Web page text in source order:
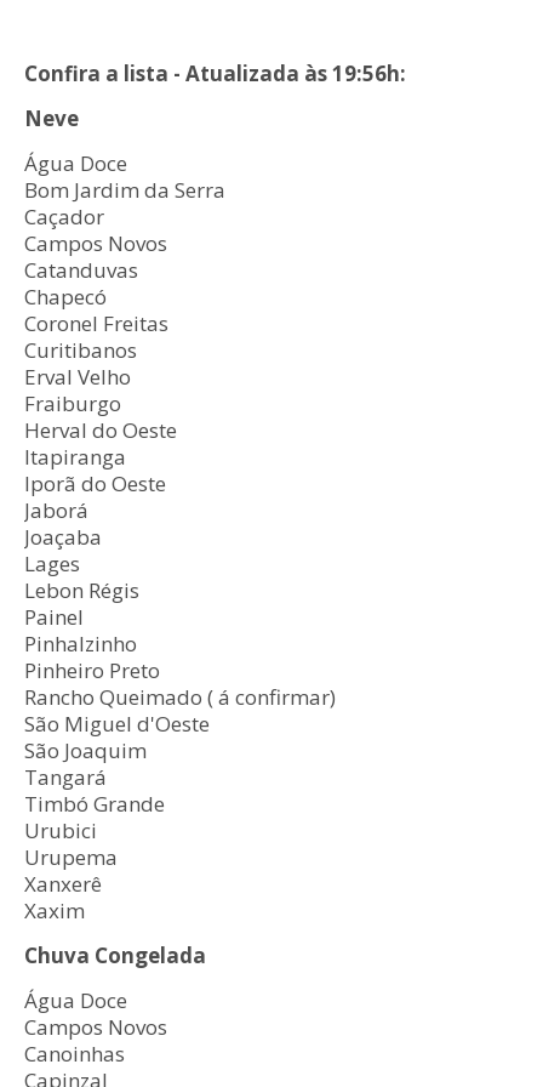
Confira a lista - Atualizada às 19:56h:
Neve
Água Doce
Bom Jardim da Serra
Caçador
Campos Novos
Catanduvas
Chapecó
Coronel Freitas
Curitibanos
Erval Velho
Fraiburgo
Herval do Oeste
Itapiranga
Iporã do Oeste
Jaborá
Joaçaba
Lages
Lebon Régis
Painel
Pinhalzinho
Pinheiro Preto
Rancho Queimado ( á confirmar)
São Miguel d'Oeste
São Joaquim
Tangará
Timbó Grande
Urubici
Urupema
Xanxerê
Xaxim
Chuva Congelada
Água Doce
Campos Novos
Canoinhas
Capinzal